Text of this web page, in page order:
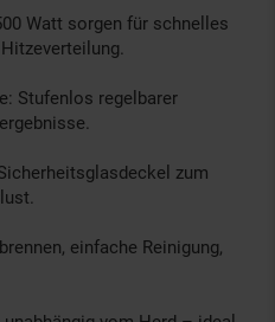
Watt sorgen für schnelles
Stufenlos regelbarer
zum
einfache Reinigung,